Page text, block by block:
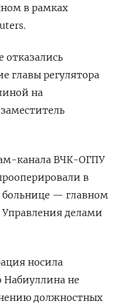
в рамках
отказались
главы регулятора
на
канала ВЧК-ОГПУ
в
— главном
делами
носила
Набиуллина не
должностных